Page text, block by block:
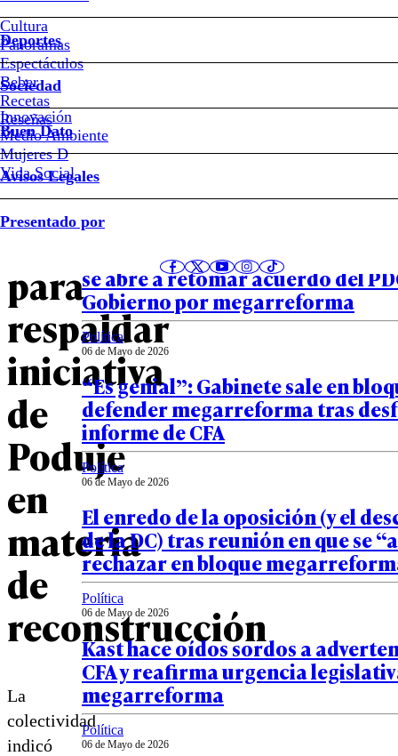
Cultura
Panoramas
Espectáculos
Beber
Recetas
Reseñas
Deportes
Sociedad
Innovación
Medio Ambiente
Mujeres D
Vida Social
Buen Dato
Avisos Legales
Presentado por
#Iván
Poduje
Frente
Amplio
anuncia
indicación
para
respaldar
iniciativa
de
Poduje
en
materia
de
reconstrucción
La
colectividad
indicó
Notas relacionadas
07 de Mayo de 2026
Tras “intensa” reunión con
se abre a retomar acuerdo del
Gobierno por megarreforma
Política
06 de Mayo de 2026
“Es genial”: Gabinete sale en
defender megarreforma tras
informe de CFA
Política
06 de Mayo de 2026
El enredo de la oposición (y el
de la DC) tras reunión en que se
rechazar en bloque
Política
06 de Mayo de 2026
Kast hace oídos sordos a
CFA y reafirma urgencia
megarreforma
Política
06 de Mayo de 2026